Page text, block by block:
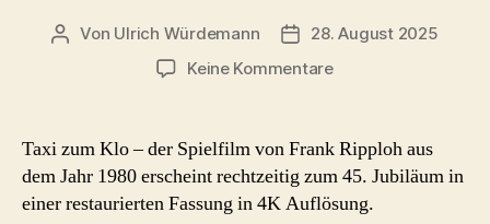
Beitragsautor
Von Ulrich Würdemann Beitragsdatum
28. August 2025
Keine Kommentarezu
Klo
4K
Restaurierung
Taxi zum Klo – der Spielfilm von Frank Ripploh aus
dem Jahr 1980 erscheint rechtzeitig zum 45. Jubiläum in
einer restaurierten Fassung in 4K Auflösung.